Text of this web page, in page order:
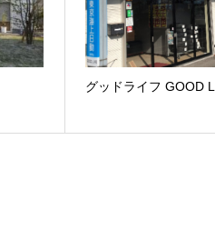
グッドライフ GOOD